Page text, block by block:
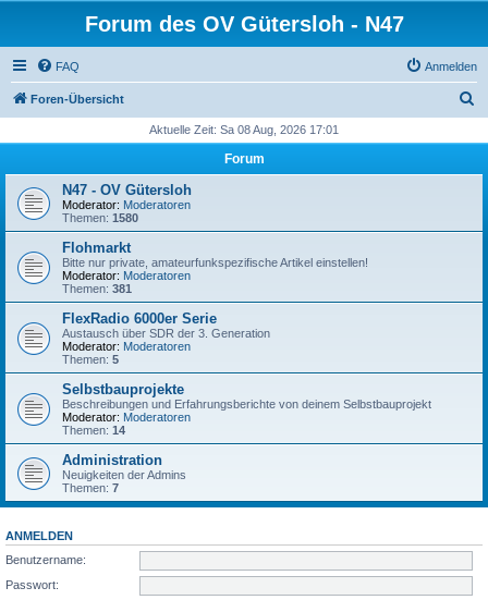
Forum des OV Gütersloh - N47
FAQ Anmelden
Foren-Übersicht
h
Aktuelle Zeit: Sa 08 Aug, 2026 17:01
Forum
N47 - OV Gütersloh
Moderator: Moderatoren
Themen: 1580
Flohmarkt
Bitte nur private, amateurfunkspezifische Artikel einstellen!
Moderator: Moderatoren
Themen: 381
FlexRadio 6000er Serie
Austausch über SDR der 3. Generation
Moderator: Moderatoren
Themen: 5
Selbstbauprojekte
Beschreibungen und Erfahrungsberichte von deinem Selbstbauprojekt
Moderator: Moderatoren
Themen: 14
Administration
Neuigkeiten der Admins
Themen: 7
ANMELDEN
Benutzername:
Passwort: